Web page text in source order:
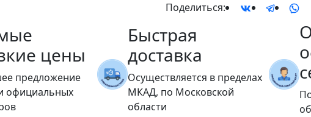
Поделиться:
цены
предложение
официальных
Быстрая
доставка
Осуществляется в пределах
МКАД, по Московской
области